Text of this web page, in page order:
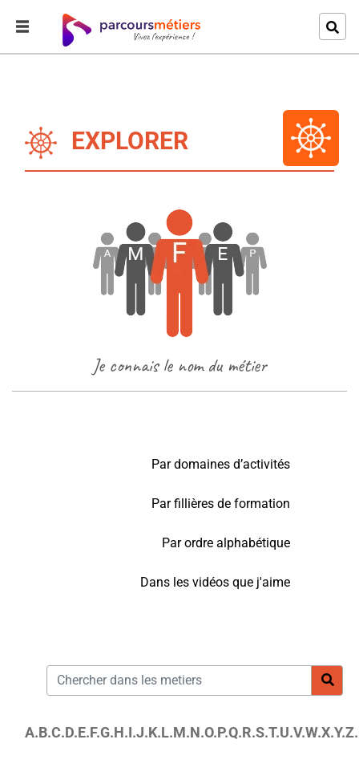
EXPLORER
Je connais le nom du métier
Par domaines d’activités
Par fillières de formation
Par ordre alphabétique
Dans les vidéos que j'aime
A.B.C.D.E.F.G.H.I.J.K.L.M.N.O.P.Q.R.S.T.U.V.W.X.Y.Z.